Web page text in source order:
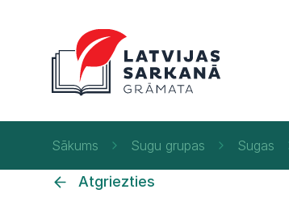
Sākums Sugu grupas Sugas
Atgriezties